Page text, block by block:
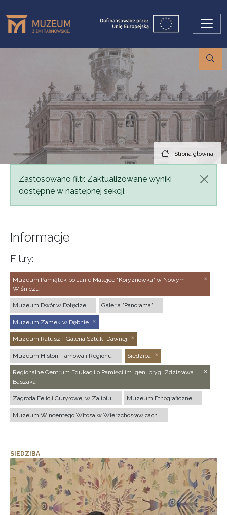
Strona główna
Komunikat
Zastosowano filtr. Zaktualizowane wyniki
dostępne w następnej sekcji.
Informacje
Filtry:
Muzeum Pamiątek po Janie Matejce "Koryznówka" w Nowym
Wiśniczu
Muzeum Dwór w Dołędze Galeria "Panorama"
Muzeum Zamek w Dębnie
Muzeum Ratusz - Galeria Sztuki Dawnej
Muzeum Historii Tarnowa i Regionu Siedziba
Regionalne Centrum Edukacji o Pamięci im. gen. bryg. Zdzisława
Baszaka
Zagroda Felicji Curyłowej w Zalipiu Muzeum Etnograficzne
Muzeum Wincentego Witosa w Wierzchosławicach
SIEDZIBA